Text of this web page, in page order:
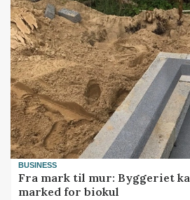
BUSINESS
Fra mark til mur: Byggeriet
marked for biokul